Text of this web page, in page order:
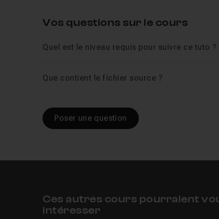
Vos questions sur le cours
Quel est le niveau requis pour suivre ce tuto ?
Que contient le fichier source ?
Poser une question
Ces autres cours pourraient
intéresser